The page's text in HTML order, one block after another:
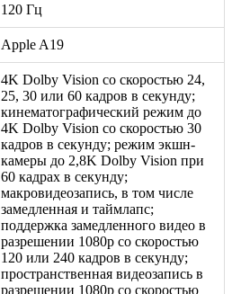
120 Гц
Apple A19
4K Dolby Vision со скоростью 24,
25, 30 или 60 кадров в секунду;
кинематографический режим до
4K Dolby Vision со скоростью 30
кадров в секунду; режим экшн-
камеры до 2,8K Dolby Vision при
60 кадрах в секунду;
макровидеозапись, в том числе
замедленная и таймлапс;
поддержка замедленного видео в
разрешении 1080p со скоростью
120 или 240 кадров в секунду;
пространственная видеозапись в
разрешении 1080p со скоростью